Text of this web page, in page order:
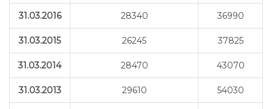
31.03.2016 28340 36990
31.03.2015 26245 37825
31.03.2014 28470 43070
31.03.2013 29610 54030